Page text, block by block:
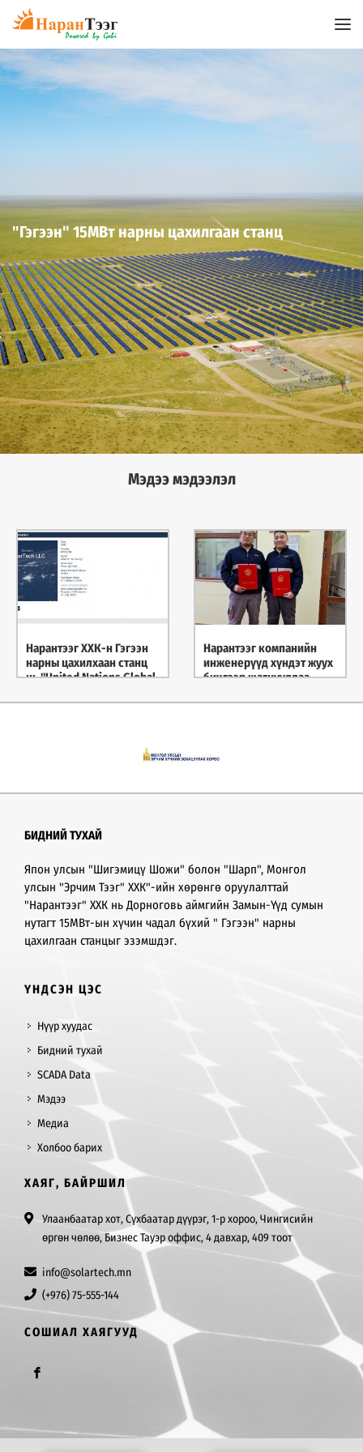
"Гэгээн" 15МВт нарны цахилгаан станц
Мэдээ мэдээлэл
Нарантээг ХХК-н Гэгээн
нарны цахилхаан станц
нь "United Nations Global
Нарантээг компанийн
инженерүүд хүндэт жуух
бичгээр шагнууллаа
БИДНИЙ ТУХАЙ
Япон улсын "Шигэмицү Шожи" болон "Шарп", Монгол
улсын "Эрчим Тээг" ХХК"-ийн хөрөнгө оруулалттай
"Нарантээг" ХХК нь Дорноговь аймгийн Замын-Үүд сумын
нутагт 15МВт-ын хүчин чадал бүхий " Гэгээн" нарны
цахилгаан станцыг эзэмшдэг.
ҮНДСЭН ЦЭС
Нүүр хуудас
Бидний тухай
SCADA Data
Мэдээ
Медиа
Холбоо барих
ХАЯГ, БАЙРШИЛ
Улаанбаатар хот, Сүхбаатар дүүрэг, 1-р хороо, Чингисийн
өргөн чөлөө, Бизнес Тауэр оффис, 4 давхар, 409 тоот
info@solartech.mn
(+976) 75-555-144
СОШИАЛ ХАЯГУУД